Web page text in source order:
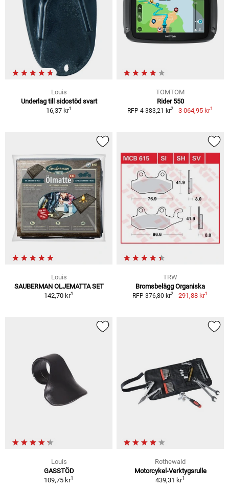
Louis
Underlag till sidostöd svart
16,37 kr1
TOMTOM
Rider 550
RFP 4 383,21 kr2 3 064,95 kr1
Louis
SAUBERMAN OLJEMATTA SET
142,70 kr1
TRW
Bromsbelägg Organiska
RFP 376,80 kr2 291,88 kr1
Louis
GASSTÖD
109,75 kr1
Rothewald
Motorcykel-Verktygsrulle
439,31 kr1